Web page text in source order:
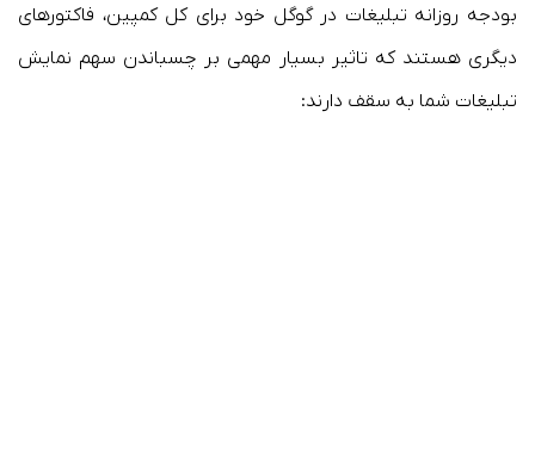
بودجه روزانه تبلیغات در گوگل خود برای کل کمپین، فاکتورهای
دیگری هستند که تاثیر بسیار مهمی بر چسباندن سهم نمایش
تبلیغات شما به سقف دارند: